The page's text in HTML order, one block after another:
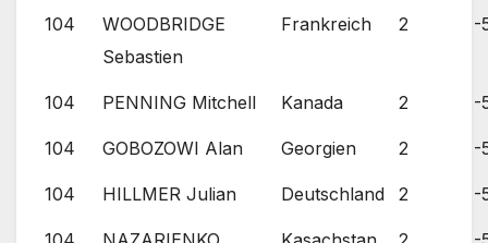
104
WOODBRIDGE
Sebastien
Frankreich 2 -
104 PENNING Mitchell Kanada 2 -
104 GOBOZOWI Alan Georgien 2 -
104 HILLMER Julian Deutschland 2 -